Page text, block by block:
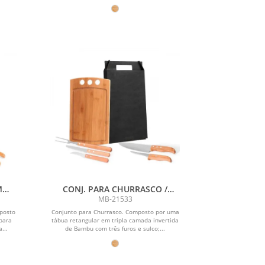
CONJ. PARA CHURRASCO /
COZINHA EM BAMBU / MADEIRA
/ INOX CALIFORNIA - 6 PÇS
MB-21533
Conjunto para Churrasco. Composto por uma
tábua retangular em tripla camada invertida
de Bambu com três furos e sulco;...